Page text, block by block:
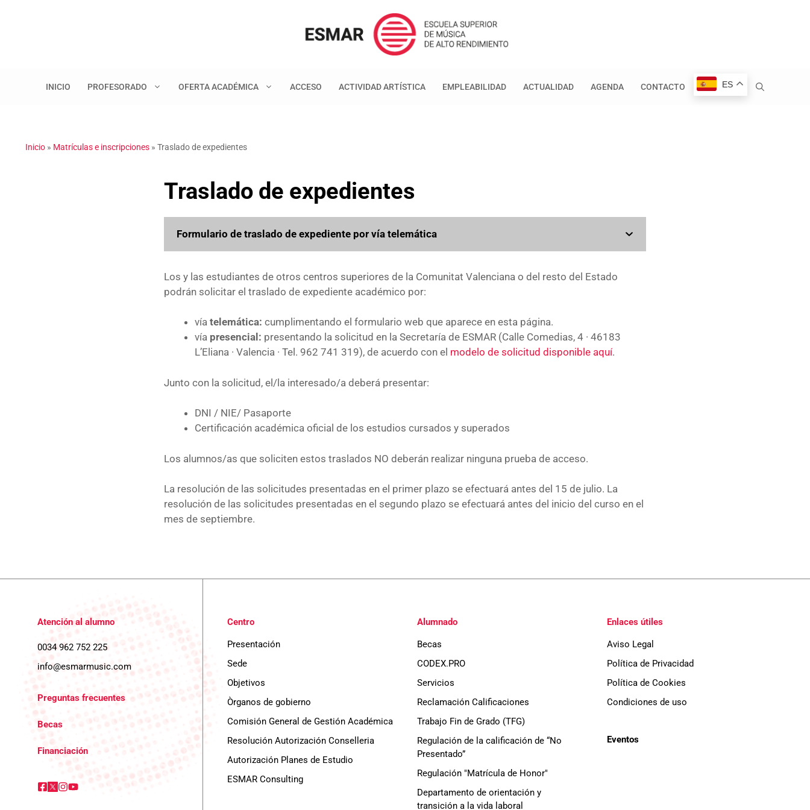
INICIO PROFESORADO OFERTA ACADÉMICA ACCESO ACTIVIDAD ARTÍSTICA EMPLEABILIDAD ACTUALIDAD AGENDA CONTACTO ES
Inicio » Matrículas e inscripciones » Traslado de expedientes
Traslado de expedientes
Formulario de traslado de expediente por vía telemática
Los y las estudiantes de otros centros superiores de la Comunitat Valenciana o del resto del Estado
podrán solicitar el traslado de expediente académico por:
vía telemática: cumplimentando el formulario web que aparece en esta página.
vía presencial: presentando la solicitud en la Secretaría de ESMAR (Calle Comedias, 4 · 46183
L’Eliana · Valencia · Tel. 962 741 319), de acuerdo con el modelo de solicitud disponible aquí.
Junto con la solicitud, el/la interesado/a deberá presentar:
DNI / NIE/ Pasaporte
Certificación académica oficial de los estudios cursados y superados
Los alumnos/as que soliciten estos traslados NO deberán realizar ninguna prueba de acceso.
La resolución de las solicitudes presentadas en el primer plazo se efectuará antes del 15 de julio. La
resolución de las solicitudes presentadas en el segundo plazo se efectuará antes del inicio del curso en el
mes de septiembre.
Atención al alumno
0034 962 752 225
info@esmarmusic.com
Preguntas frecuentes
Becas
Financiación
Centro
Presentación
Sede
Objetivos
Òrganos de gobierno
Comisión General de Gestión Académica
Resolución Autorización Conselleria
Autorización Planes de Estudio
ESMAR Consulting
Alumnado
Becas
CODEX.PRO
Servicios
Reclamación Calificaciones
Trabajo Fin de Grado (TFG)
Regulación de la calificación de “No
Presentado”
Regulación "Matrícula de Honor"
Departamento de orientación y
transición a la vida laboral
Enlaces útiles
Aviso Legal
Política de Privacidad
Política de Cookies
Condiciones de uso
Eventos